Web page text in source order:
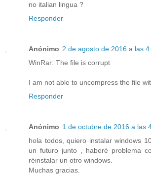
no italian lingua ?
Responder
Anónimo 2 de agosto de 2016 a las
WinRar: The file is corrupt
I am not able to uncompress the file
Responder
Anónimo 1 de octubre de 2016 a las
hola todos, quiero instalar windows
un futuro junto , haberé problema
réinstalar un otro windows.
Muchas gracias.